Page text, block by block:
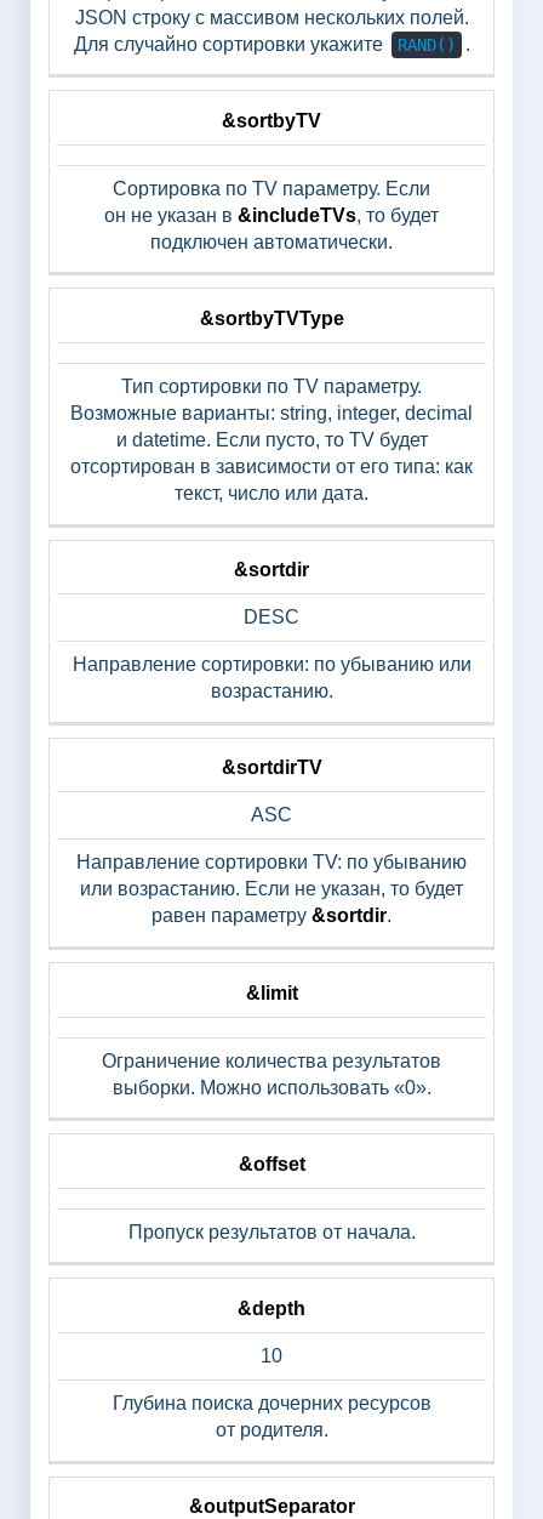
JSON строку с массивом нескольких полей.
Для случайно сортировки укажите
RAND() .
&sortbyTV
Сортировка по TV параметру. Если
он не указан в &includeTVs, то будет
подключен автоматически.
&sortbyTVType
Тип сортировки по TV параметру.
Возможные варианты: string, integer, decimal
и datetime. Если пусто, то TV будет
отсортирован в зависимости от его типа: как
текст, число или дата.
&sortdir
DESC
Направление сортировки: по убыванию или
возрастанию.
&sortdirTV
ASC
Направление сортировки TV: по убыванию
или возрастанию. Если не указан, то будет
равен параметру &sortdir.
&limit
Ограничение количества результатов
выборки. Можно использовать «0».
&offset
Пропуск результатов от начала.
&depth
10
Глубина поиска дочерних ресурсов
от родителя.
&outputSeparator